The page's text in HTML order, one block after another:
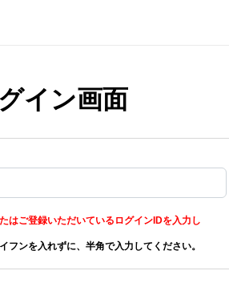
イン画面
はご登録いただいているログインIDを入力し
フンを入れずに、半角で入力してください。